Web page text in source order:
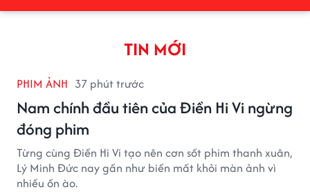
TIN MỚI
PHIM ẢNH 37 phút trước
Nam chính đầu tiên của Điền Hi Vi ngừng
đóng phim
Từng cùng Điền Hi Vi tạo nên cơn sốt phim thanh xuân,
Lý Minh Đức nay gần như biến mất khỏi màn ảnh vì
nhiều ồn ào.